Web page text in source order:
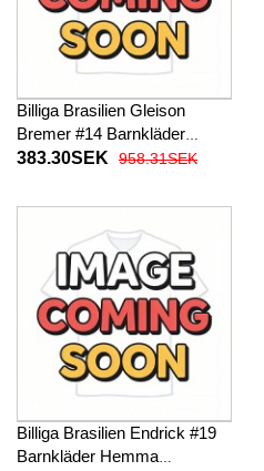
Billiga Brasilien Gleison
Bremer #14 Barnkläder
Hemma fotbollskläder till
Korta byxor)
383.30SEK 958.31SEK
Billiga Brasilien Endrick #19
Barnkläder Hemma